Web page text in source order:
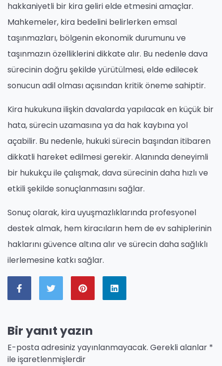
hakkaniyetli bir kira geliri elde etmesini amaçlar.
Mahkemeler, kira bedelini belirlerken emsal
taşınmazları, bölgenin ekonomik durumunu ve
taşınmazın özelliklerini dikkate alır. Bu nedenle dava
sürecinin doğru şekilde yürütülmesi, elde edilecek
sonucun adil olması açısından kritik öneme sahiptir.
Kira hukukuna ilişkin davalarda yapılacak en küçük bir
hata, sürecin uzamasına ya da hak kaybına yol
açabilir. Bu nedenle, hukuki sürecin başından itibaren
dikkatli hareket edilmesi gerekir. Alanında deneyimli
bir hukukçu ile çalışmak, dava sürecinin daha hızlı ve
etkili şekilde sonuçlanmasını sağlar.
Sonuç olarak, kira uyuşmazlıklarında profesyonel
destek almak, hem kiracıların hem de ev sahiplerinin
haklarını güvence altına alır ve sürecin daha sağlıklı
ilerlemesine katkı sağlar.
Bir yanıt yazın
E-posta adresiniz yayınlanmayacak. Gerekli alanlar *
ile işaretlenmişlerdir